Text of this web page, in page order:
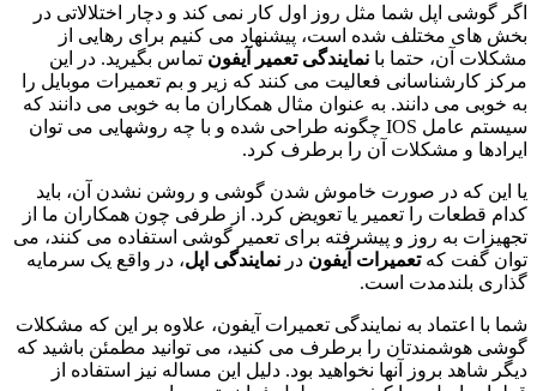
اگر گوشی اپل شما مثل روز اول کار نمی کند و دچار اختلالاتی در
بخش های مختلف شده است، پیشنهاد می کنیم برای رهایی از
مشکلات آن، حتما با نمایندگی تعمیر آیفون تماس بگیرید. در این
مرکز کارشناسانی فعالیت می کنند که زیر و بم تعمیرات موبایل را
به خوبی می دانند. به عنوان مثال همکاران ما به خوبی می دانند که
سیستم عامل IOS چگونه طراحی شده و با چه روشهایی می توان
ایرادها و مشکلات آن را برطرف کرد.
یا این که در صورت خاموش شدن گوشی و روشن نشدن آن، باید
کدام قطعات را تعمیر یا تعویض کرد. از طرفی چون همکاران ما از
تجهیزات به روز و پیشرفته برای تعمیر گوشی استفاده می کنند، می
توان گفت که تعمیرات آیفون در نمایندگی اپل، در واقع یک سرمایه
گذاری بلندمدت است.
شما با اعتماد به نمایندگی تعمیرات آیفون، علاوه بر این که مشکلات
گوشی هوشمندتان را برطرف می کنید، می توانید مطمئن باشید که
دیگر شاهد بروز آنها نخواهید بود. دلیل این مساله نیز استفاده از